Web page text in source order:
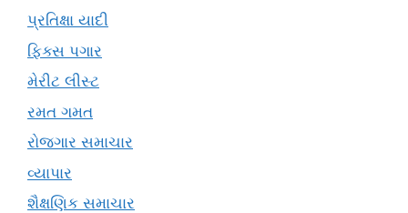
પ્રતિક્ષા યાદી
ફિક્સ પગાર
મેરીટ લીસ્ટ
રમત ગમત
રોજગાર સમાચાર
વ્યાપાર
શૈક્ષણિક સમાચાર